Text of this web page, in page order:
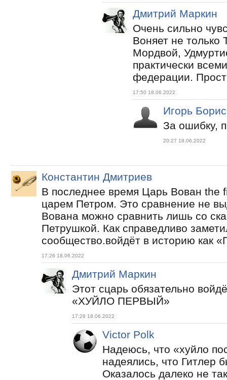
Дмитрий Маркин
Очень сильно
Воняет не только
Мордвой,
практически
федерации.
17:50 18.06.2022
Игорь
За ошибку,
20:27 18.06.2022
Константин Дмитриев
В последнее время Царь Вован the
царем Петром. Это сравнение не
Вована можно сравнить лишь со
Петрушкой. Как справедливо
сообщество.войдёт в историю как
17:26 18.06.2022
Дмитрий Маркин
Этот сцарь обязательно
«ХУЙЛО ПЕРВЫЙ»
17:28 18.06.2022
Victor Polk
Надеюсь, что «хуйло
надеялись, что Гитлер
Оказалось далеко не